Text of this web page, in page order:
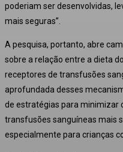
poderiam ser desenvolvidas,
mais seguras”
A pesquisa, portanto, abre
sobre a relação entre a dieta
receptores de transfusões
aprofundada desses
de estratégias para minimizar
transfusões sanguíneas mais
especialmente para crianças